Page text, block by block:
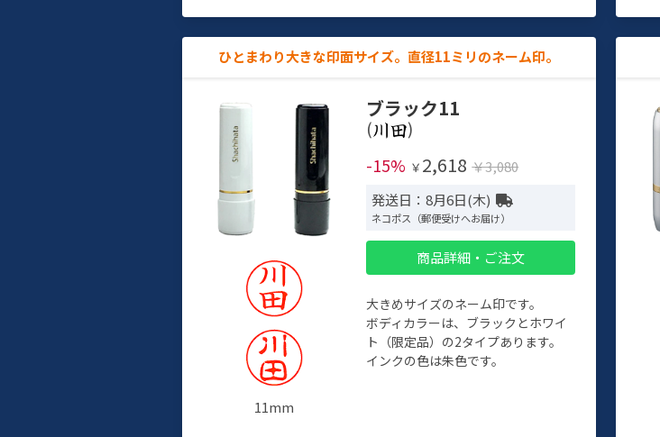
ひとまわり大きな印面サイズ。直径11ミリのネーム印。
11mm
ブラック11
(
)
-15% ￥ 2,618 ￥3,080
発送日：8月6日(木)
ネコポス（郵便受けへお届け）
商品詳細・ご注文
大きめサイズのネーム印です。
ボディカラーは、ブラックとホワイ
ト（限定品）の2タイプあります。
インクの色は朱色です。